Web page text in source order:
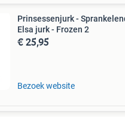
Prinsessenjurk -
Elsa jurk - Frozen 2
€ 25,95
Bezoek website